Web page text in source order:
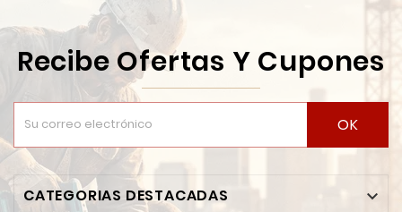
Recibe Ofertas Y Cupones
OK
CATEGORIAS DESTACADAS 